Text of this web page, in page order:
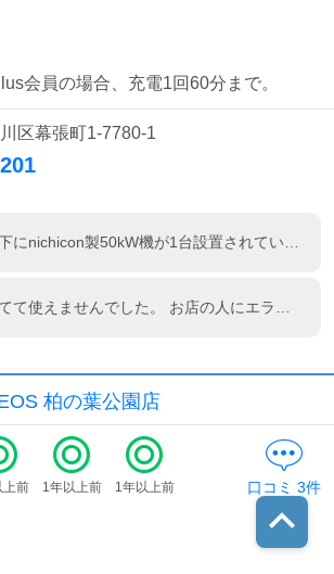
会員の場合、充電1回60分まで。
区幕張町1-7780-1
価格表示版の真下にnichicon製50kW機が1台設置されています。
エラー表示されてて使えませんでした。 お店の人にエラー出てますよって言ったら、サービスに電話して下さいっていわれました。。。自分が？
柏の葉公園店
上前 1年以上前 1年以上前 口コミ 3件